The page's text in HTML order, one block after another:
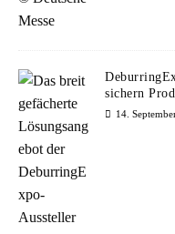
sichern
14.